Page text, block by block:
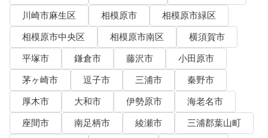
川崎市麻生区
相模原市
相模原市緑区
相模原市中央区
相模原市南区
横須賀市
平塚市
鎌倉市 藤沢市
小田原市
茅ヶ崎市
逗子市 三浦市
秦野市
厚木市
大和市 伊勢原市
海老名市
座間市
南足柄市 綾瀬市
三浦郡葉山町